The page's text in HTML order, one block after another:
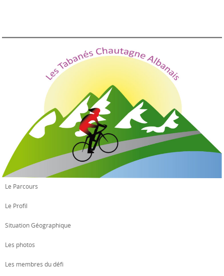
Le Parcours
Le Profil
Situation Géographique
Les photos
Les membres du défi